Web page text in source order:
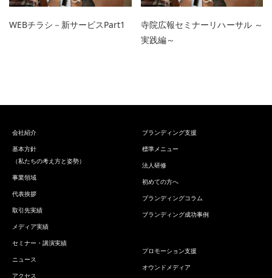
WEBチラシ－新サービスPart1
寺院広報セミナーリハーサル ～
実践編～
会社紹介
基本方針
（私たちの考え方と姿勢）
事業領域
代表挨拶
取引先実績
メディア実績
セミナー・講演実績
ニュース
アクセス
ブランディング支援
標準メニュー
法人研修
初めての方へ
ブランディングコラム
ブランディング成功事例
プロモーション支援
オウンドメディア